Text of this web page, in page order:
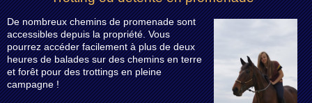
De nombreux chemins de promenade sont
accessibles depuis la propriété. Vous
pourrez accéder facilement à plus de deux
heures de balades sur des chemins en terre
et forêt pour des trottings en pleine
campagne !